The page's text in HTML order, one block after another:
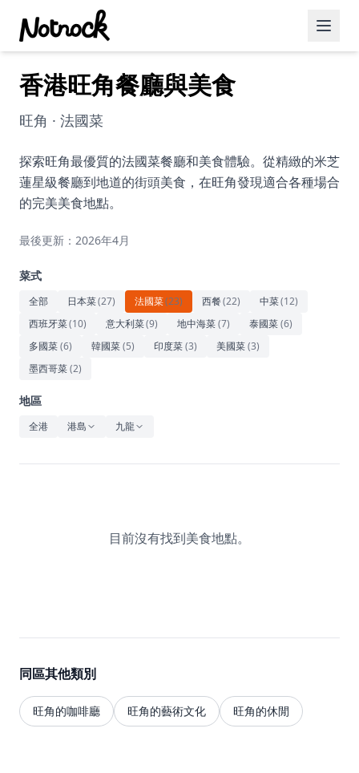
精選活動
博客文章
約會好去處
美食佳餚
藝術文化
休閒
音樂
香港旺角餐廳與美食
旺角 · 法國菜
探索旺角最優質的法國菜餐廳和美食體驗。從精緻的米芝
蓮星級餐廳到地道的街頭美食，在旺角發現適合各種場合
的完美美食地點。
最後更新：2026年4月
菜式
全部 日本菜(27) 法國菜(23) 西餐(22) 中菜(12)
西班牙菜(10) 意大利菜(9) 地中海菜(7) 泰國菜(6)
多國菜(6) 韓國菜(5) 印度菜(3) 美國菜(3)
墨西哥菜(2)
地區
全港 港島 九龍
目前沒有找到美食地點。
同區其他類別
旺角的咖啡廳 旺角的藝術文化 旺角的休閒